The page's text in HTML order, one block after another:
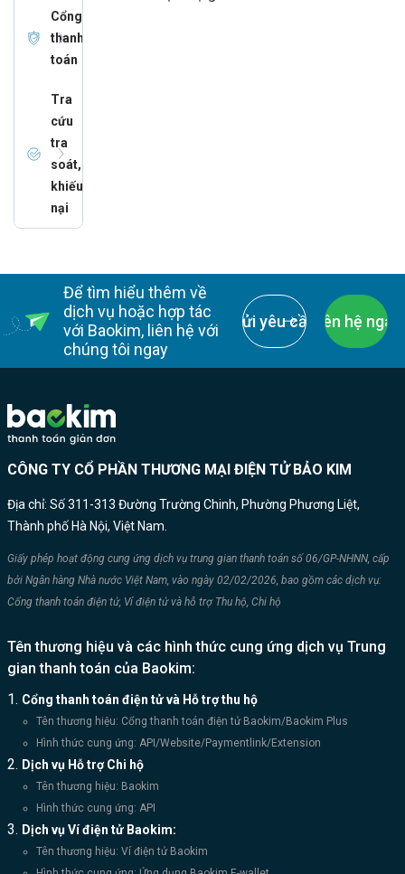
Cổng
thanh
toán
Tra
cứu
tra
soát,
khiếu
nại
Để tìm hiểu thêm về
dịch vụ hoặc hợp tác
với Baokim, liên hệ với
chúng tôi ngay
Gửi yêu cầu Liên hệ ngay
CÔNG TY CỔ PHẦN THƯƠNG MẠI ĐIỆN TỬ BẢO KIM
Địa chỉ: Số 311-313 Đường Trường Chinh, Phường Phương Liệt,
Thành phố Hà Nội, Việt Nam.
Giấy phép hoạt động cung ứng dịch vụ trung gian thanh toán số 06/GP-NHNN, cấp
bởi Ngân hàng Nhà nước Việt Nam, vào ngày 02/02/2026, bao gồm các dịch vụ:
Cổng thanh toán điện tử, Ví điện tử và hỗ trợ Thu hộ, Chi hộ
Tên thương hiệu và các hình thức cung ứng dịch vụ Trung
gian thanh toán của Baokim:
Cổng thanh toán điện tử và Hỗ trợ thu hộ
Tên thương hiệu: Cổng thanh toán điện tử Baokim/Baokim Plus
Hình thức cung ứng: API/Website/Paymentlink/Extension
Dịch vụ Hỗ trợ Chi hộ
Tên thương hiệu: Baokim
Hình thức cung ứng: API
Dịch vụ Ví điện tử Baokim:
Tên thương hiệu: Ví điện tử Baokim